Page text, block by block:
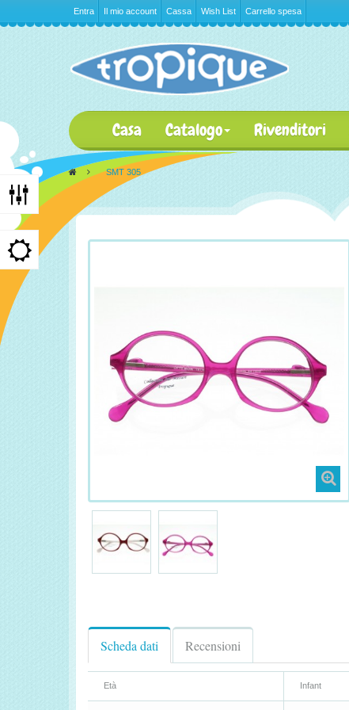
Entra Il mio account Cassa Wish List Carrello spesa
Casa Catalogo Rivenditori
> SMT 305
Scheda dati Recensioni
Età Infant